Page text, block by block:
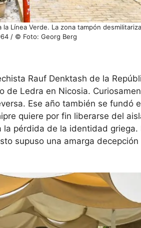
Línea Verde. La zona tampón
/ © Foto: Georg Berg
Rauf Denktash de la
de Ledra en Nicosia.
Ese año también se fundó
quiere por fin liberarse del
pérdida de la identidad griega.
supuso una amarga